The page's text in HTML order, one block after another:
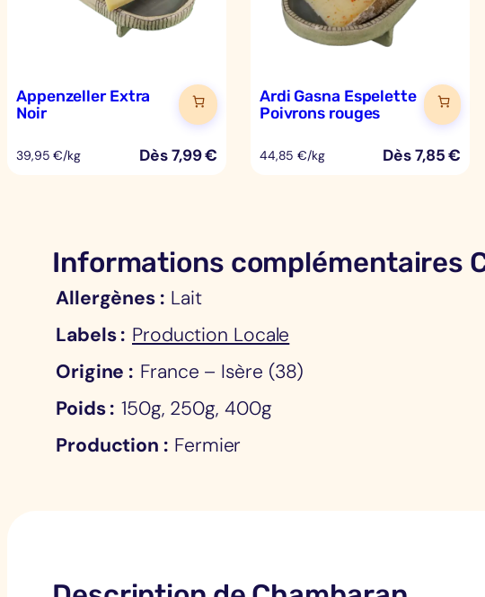
Appenzeller Extra
Noir
39,95 €/kg Dès7,99€
Ardi Gasna Espelette
Poivrons rouges
44,85 €/kg Dès7,85€
Informations complémentaires
Allergènes Lait
Labels
Production Locale
Origine
France – Isère (38)
Poids
150g, 250g, 400g
Production
Fermier